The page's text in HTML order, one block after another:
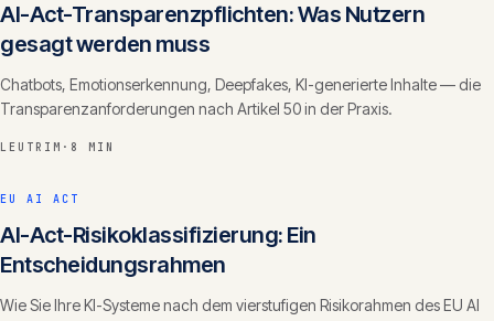
AI-Act-Transparenzpflichten: Was Nutzern
gesagt werden muss
Chatbots, Emotionserkennung, Deepfakes, KI-generierte Inhalte — die
Transparenzanforderungen nach Artikel 50 in der Praxis.
LEUTRIM · 8 MIN
EU AI ACT
AI-Act-Risikoklassifizierung: Ein
Entscheidungsrahmen
Wie Sie Ihre KI-Systeme nach dem vierstufigen Risikorahmen des EU AI